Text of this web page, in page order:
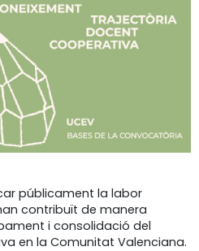
públicament la labor
contribuït de manera
i consolidació del
en la Comunitat Valenciana.